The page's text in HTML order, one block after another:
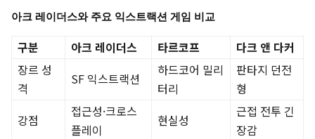
아크 레이더스와 주요 익스트랙션 게임 비교
구분 아크 레이더스 타르코프
다크 앤 다커
장르 성
격
SF 익스트랙션
하드코어 밀리
터리
판타지 던전
형
강점
접근성·크로스
플레이
현실성
근접 전투 긴
장감